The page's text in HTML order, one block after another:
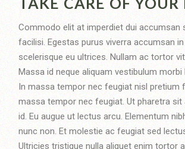
Commodo elit at imperdiet dui accumsan
facilisi. Egestas purus viverra accumsan
scelerisque eu ultrices. Nullam ac tortor
Massa id neque aliquam vestibulum morbi
In massa tempor nec feugiat nisl pretium
massa tempor nec feugiat. Ut pharetra sit
id. Eu augue ut lectus arcu. Elementum
nunc non. Et molestie ac feugiat sed
Ultricies tristique nulla aliquet enim tortor